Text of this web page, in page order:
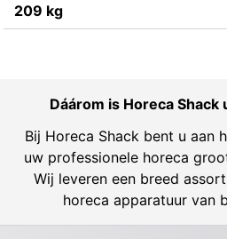
209 kg
Dáárom is Horeca
Bij Horeca Shack bent u aan
uw professionele horeca
Wij leveren een breed
horeca apparatuur van